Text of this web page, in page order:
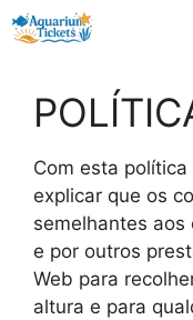
Saltar
para
conteúdo
Com esta
explicar que os
semelhantes aos
e por outros
Web para
altura e para